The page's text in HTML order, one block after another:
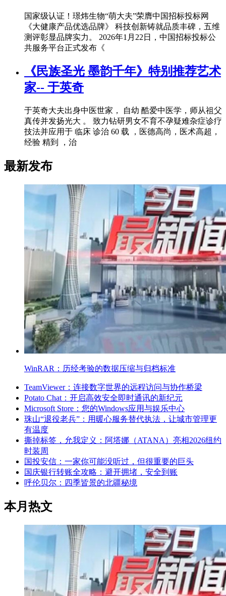
国家级认证！璟炜生物“萌大夫”荣膺中国招标投标网
《大健康产品优选品牌》 科技创新铸就品质丰碑，五维
测评彰显品牌实力。 2026年1月22日，中国招标投标公
共服务平台正式发布《
《民族圣光 墨韵千年》特别推荐艺术
家-- 于英奇
于英奇大夫出身中医世家， 自幼 酷爱中医学，师从祖父
真传并发扬光大 。 致力钻研男女不育不孕疑难杂症诊疗
技法并应用于 临床 诊治 60 载 ，医德高尚，医术高超，
经验 精到 ，治
最新发布
WinRAR：历经考验的数据压缩与归档标准
TeamViewer：连接数字世界的远程访问与协作桥梁
Potato Chat：开启高效安全即时通讯的新纪元
Microsoft Store：您的Windows应用与娱乐中心
珠山“退役老兵”：用暖心服务替代执法，让城市管理更
有温度
撕掉标签，允我定义：阿塔娜（ATANA）亮相2026纽约
时装周
国投安信：一家你可能没听过，但很重要的巨头
国庆银行转账全攻略：避开拥堵，安全到账
呼伦贝尔：四季皆景的北疆秘境
本月热文